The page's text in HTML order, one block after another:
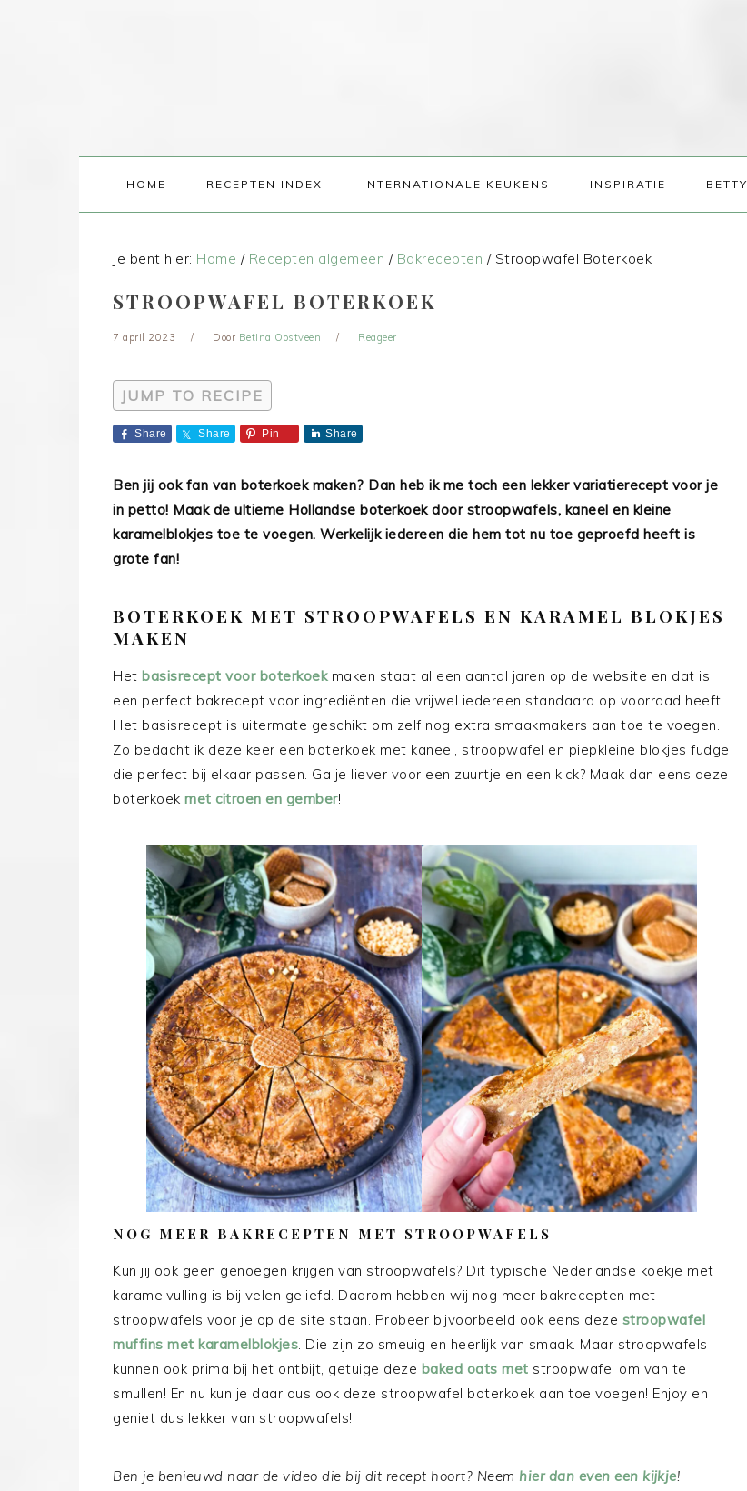
HOME RECEPTEN INDEX INTERNATIONALE KEUKENS INSPIRATIE BETTY
Je bent hier: Home / Recepten algemeen / Bakrecepten /Stroopwafel Boterkoek
STROOPWAFEL BOTERKOEK
7 april 2023 Door Betina Oostveen Reageer
JUMP TO RECIPE
Share Share Pin Share
Ben jij ook fan van boterkoek maken? Dan heb ik me toch een lekker variatierecept voor je
in petto! Maak de ultieme Hollandse boterkoek door stroopwafels, kaneel en kleine
karamelblokjes toe te voegen. Werkelijk iedereen die hem tot nu toe geproefd heeft is
grote fan!
BOTERKOEK MET STROOPWAFELS EN KARAMEL BLOKJES
MAKEN
Het basisrecept voor boterkoekmaken staat al een aantal jaren op de website en dat is
een perfect bakrecept voor ingrediënten die vrijwel iedereen standaard op voorraad heeft.
Het basisrecept is uitermate geschikt om zelf nog extra smaakmakers aan toe te voegen.
Zo bedacht ik deze keer een boterkoek met kaneel, stroopwafel en piepkleine blokjes fudge
die perfect bij elkaar passen. Ga je liever voor een zuurtje en een kick? Maak dan eens deze
boterkoek met citroen en gember!
NOG MEER BAKRECEPTEN MET STROOPWAFELS
Kun jij ook geen genoegen krijgen van stroopwafels? Dit typische Nederlandse koekje met
karamelvulling is bij velen geliefd. Daarom hebben wij nog meer bakrecepten met
stroopwafels voor je op de site staan. Probeer bijvoorbeeld ook eens deze stroopwafel
muffins met karamelblokjes. Die zijn zo smeuig en heerlijk van smaak. Maar stroopwafels
kunnen ook prima bij het ontbijt, getuige deze baked oats met stroopwafel om van te
smullen! En nu kun je daar dus ook deze stroopwafel boterkoek aan toe voegen! Enjoy en
geniet dus lekker van stroopwafels!
Ben je benieuwd naar de video die bij dit recept hoort? Neem hier dan even een kijkje!